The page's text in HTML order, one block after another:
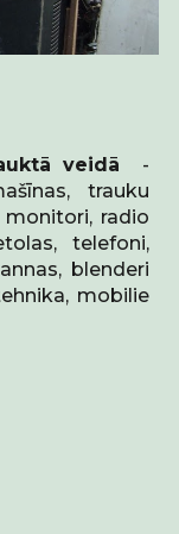
veidā
-
trauku
radio
telefoni,
blenderi
mobilie